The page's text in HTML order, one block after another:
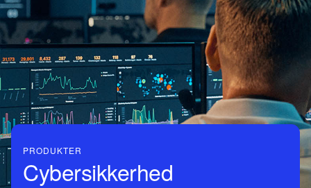
PRODUKTER
Cybersikkerhed